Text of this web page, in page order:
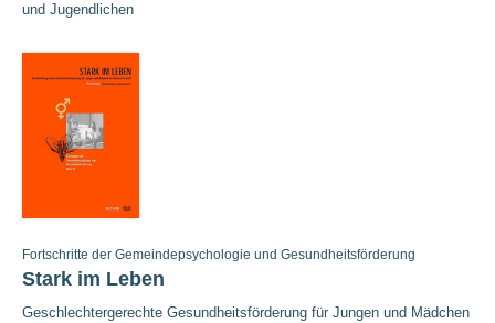
und Jugendlichen
Fortschritte der Gemeindepsychologie und Gesundheitsförderung
Stark im Leben
Geschlechtergerechte Gesundheitsförderung für Jungen und Mädchen